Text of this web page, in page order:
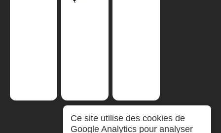
Ce site utilise des cookies de
Google Analytics pour analyser